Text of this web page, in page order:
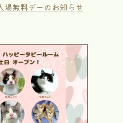
場無料デーのお知らせ